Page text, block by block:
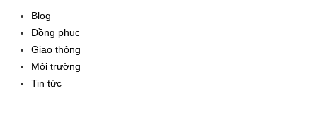
Blog
Đồng phục
Giao thông
Môi trường
Tin tức